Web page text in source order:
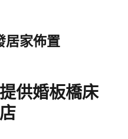
居家佈置
供婚板橋床